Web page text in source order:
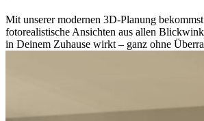
Mit unserer modernen 3D-Planung
fotorealistische Ansichten aus allen
in Deinem Zuhause wirkt – ganz ohne